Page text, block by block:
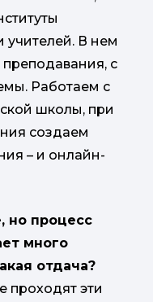
В нем
с
Работаем с
школы, при
создаем
– и онлайн-
но процесс
много
отдача?
проходят эти